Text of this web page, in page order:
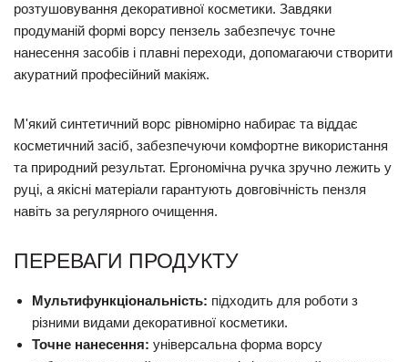
розтушовування декоративної косметики. Завдяки
продуманій формі ворсу пензель забезпечує точне
нанесення засобів і плавні переходи, допомагаючи створити
акуратний професійний макіяж.
М'який синтетичний ворс рівномірно набирає та віддає
косметичний засіб, забезпечуючи комфортне використання
та природний результат. Ергономічна ручка зручно лежить у
руці, а якісні матеріали гарантують довговічність пензля
навіть за регулярного очищення.
ПЕРЕВАГИ ПРОДУКТУ
Мультифункціональність: підходить для роботи з
різними видами декоративної косметики.
Точне нанесення: універсальна форма ворсу